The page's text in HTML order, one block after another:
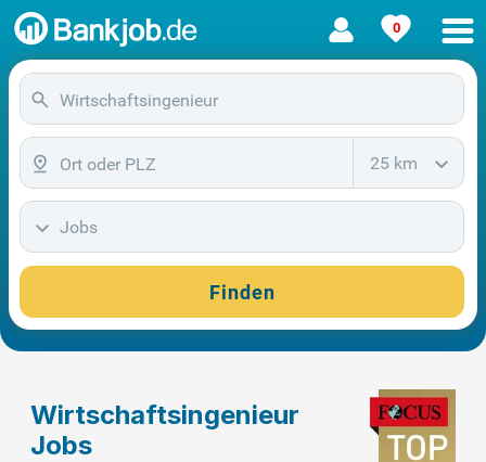
0
25 km
Jobs
Finden
Wirtschaftsingenieur
Jobs